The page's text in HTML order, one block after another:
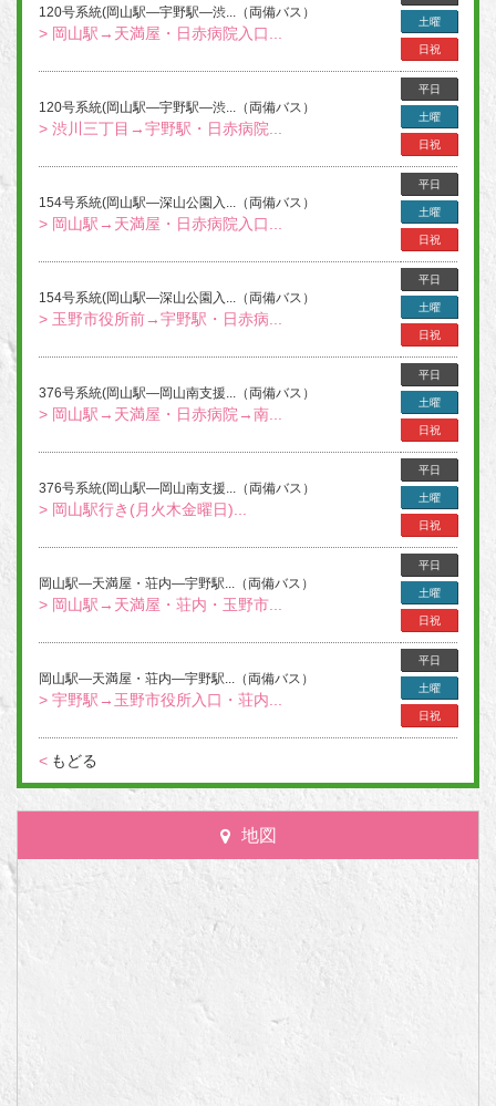
120号系統(岡山駅―宇野駅―渋...（両備バス）
> 岡山駅→天満屋・日赤病院入口...
土曜
日祝
120号系統(岡山駅―宇野駅―渋...（両備バス）
> 渋川三丁目→宇野駅・日赤病院...
平日
土曜
日祝
154号系統(岡山駅―深山公園入...（両備バス）
> 岡山駅→天満屋・日赤病院入口...
平日
土曜
日祝
154号系統(岡山駅―深山公園入...（両備バス）
> 玉野市役所前→宇野駅・日赤病...
平日
土曜
日祝
376号系統(岡山駅―岡山南支援...（両備バス）
> 岡山駅→天満屋・日赤病院→南...
平日
土曜
日祝
376号系統(岡山駅―岡山南支援...（両備バス）
> 岡山駅行き(月火木金曜日)...
平日
土曜
日祝
岡山駅―天満屋・荘内―宇野駅...（両備バス）
> 岡山駅→天満屋・荘内・玉野市...
平日
土曜
日祝
岡山駅―天満屋・荘内―宇野駅...（両備バス）
> 宇野駅→玉野市役所入口・荘内...
平日
土曜
日祝
< もどる
地図